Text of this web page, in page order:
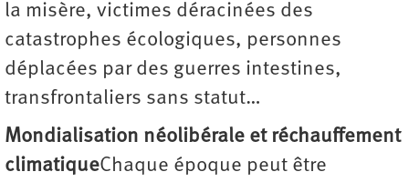
la misère, victimes déracinées des
catastrophes écologiques, personnes
déplacées par des guerres intestines,
transfrontaliers sans statut…
Mondialisation néolibérale et réchauffement
climatiqueChaque époque peut être